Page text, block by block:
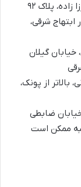
پلاک ۹۲
ابتهاج شرقی،
خیابان گیلان
بالاتر از پونک،
ضابطی
هر شعبه ممکن است